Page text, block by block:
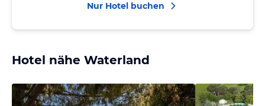
Nur Hotel buchen
Hotel nähe Waterland